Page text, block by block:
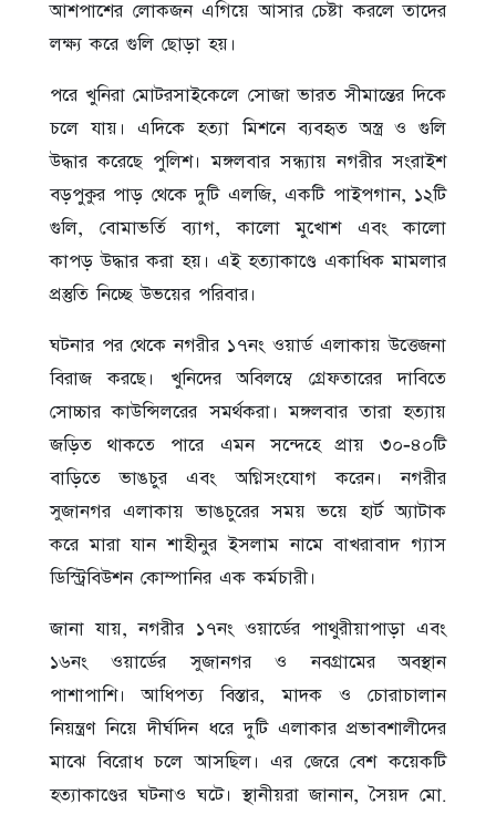
আশপাশের লোকজন এগিয়ে আসার চেষ্টা করলে তাদের
লক্ষ্য করে গুলি ছোড়া হয়।
পরে খুনিরা মোটরসাইকেলে সোজা ভারত সীমান্তের দিকে
চলে যায়। এদিকে হত্যা মিশনে ব্যবহৃত অস্ত্র ও গুলি
উদ্ধার করেছে পুলিশ। মঙ্গলবার সন্ধ্যায় নগরীর সংরাইশ
বড়পুকুর পাড় থেকে দুটি এলজি, একটি পাইপগান, ১২টি
গুলি, বোমাভর্তি ব্যাগ, কালো মুখোশ এবং কালো
কাপড় উদ্ধার করা হয়। এই হত্যাকাণ্ডে একাধিক মামলার
প্রস্তুতি নিচ্ছে উভয়ের পরিবার।
ঘটনার পর থেকে নগরীর ১৭নং ওয়ার্ড এলাকায় উত্তেজনা
বিরাজ করছে। খুনিদের অবিলম্বে গ্রেফতারের দাবিতে
সোচ্চার কাউন্সিলরের সমর্থকরা। মঙ্গলবার তারা হত্যায়
জড়িত থাকতে পারে এমন সন্দেহে প্রায় ৩০-৪০টি
বাড়িতে ভাঙচুর এবং অগ্নিসংযোগ করেন। নগরীর
সুজানগর এলাকায় ভাঙচুরের সময় ভয়ে হার্ট অ্যাটাক
করে মারা যান শাহীনুর ইসলাম নামে বাখরাবাদ গ্যাস
ডিস্ট্রিবিউশন কোম্পানির এক কর্মচারী।
জানা যায়, নগরীর ১৭নং ওয়ার্ডের পাথুরীয়াপাড়া এবং
১৬নং ওয়ার্ডের সুজানগর ও নবগ্রামের অবস্থান
পাশাপাশি। আধিপত্য বিস্তার, মাদক ও চোরাচালান
নিয়ন্ত্রণ নিয়ে দীর্ঘদিন ধরে দুটি এলাকার প্রভাবশালীদের
মাঝে বিরোধ চলে আসছিল। এর জেরে বেশ কয়েকটি
হত্যাকাণ্ডের ঘটনাও ঘটে। স্থানীয়রা জানান, সৈয়দ মো.